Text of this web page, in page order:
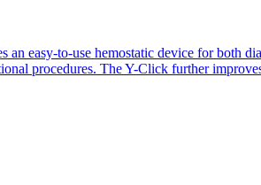
easy-to-use hemostatic device for both
procedures. The Y-Click further